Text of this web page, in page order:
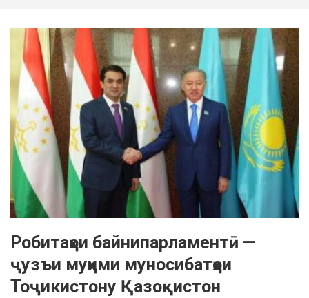
Робитаҳои байнипарламентӣ —
ҷузъи муҳими муносибатҳои
Тоҷикистону Қазоқистон